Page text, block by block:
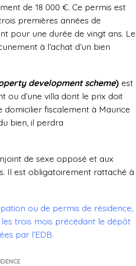
de 18 000 €. Ce permis est
premières années de
pour une durée de vingt ans. Le
à l’achat d’un bien
development scheme) est
ou d’une villa dont le prix doit
fiscalement à Maurice
bien, il perdra
de sexe opposé et aux
Il est obligatoirement rattaché à
ou de permis de résidence,
trois mois précédant le dépôt
par l’EDB.